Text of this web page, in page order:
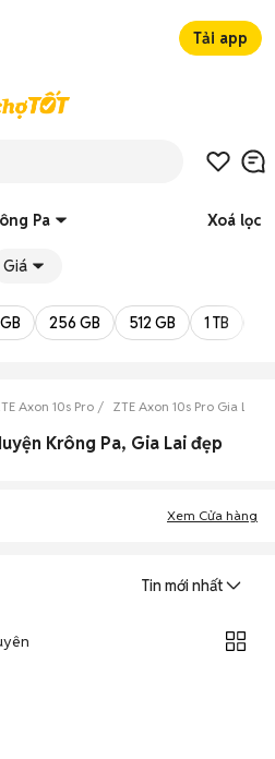
Tải app
Pa Xoá lọc
Giá
256 GB 512 GB 1 TB
Axon 10s Pro ZTE Axon 10s Pro Gia Lai
Krông Pa, Gia Lai đẹp
Xem Cửa hàng
Tin mới nhất